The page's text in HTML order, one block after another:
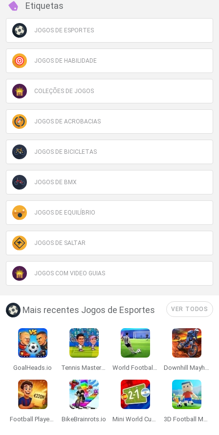
Etiquetas
JOGOS DE ESPORTES
JOGOS DE HABILIDADE
COLEÇÕES DE JOGOS
JOGOS DE ACROBACIAS
JOGOS DE BICICLETAS
JOGOS DE BMX
JOGOS DE EQUILÍBRIO
JOGOS DE SALTAR
JOGOS COM VIDEO GUIAS
Mais recentes Jogos de Esportes VER TODOS
GoalHeads.io Tennis Masters 2026 World Football Champions Downhill Mayhem
Football Player's Path Simulator BikeBrainrots.io Mini World Cup 2026 3D Football Mania